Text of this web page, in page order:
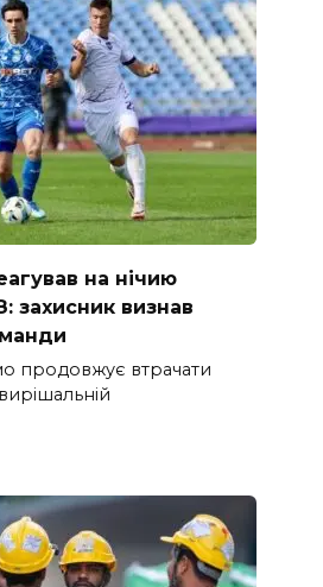
на нічию
захисник визнав
продовжує втрачати